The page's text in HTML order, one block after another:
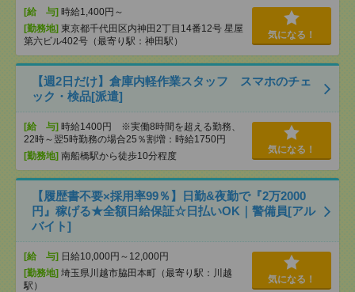
[給 与] 時給1,400円～
[勤務地] 東京都千代田区内神田2丁目14番12号 星屋
第六ビル402号（最寄り駅：神田駅）
気になる！
【週2日だけ】倉庫内軽作業スタッフ スマホのチェ
ック・検品[派遣]
[給 与] 時給1400円 ※実働8時間を超える勤務、
22時～翌5時勤務の場合25％割増：時給1750円
[勤務地] 南船橋駅から徒歩10分程度
気になる！
【履歴書不要×採用率99％】日勤&夜勤で『2万2000
円』稼げる★全額日給保証☆日払いOK｜警備員[アル
バイト]
[給 与] 日給10,000円～12,000円
[勤務地] 埼玉県川越市脇田本町（最寄り駅：川越
駅）
気になる！